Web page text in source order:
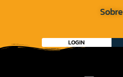
Sobre
LOGIN